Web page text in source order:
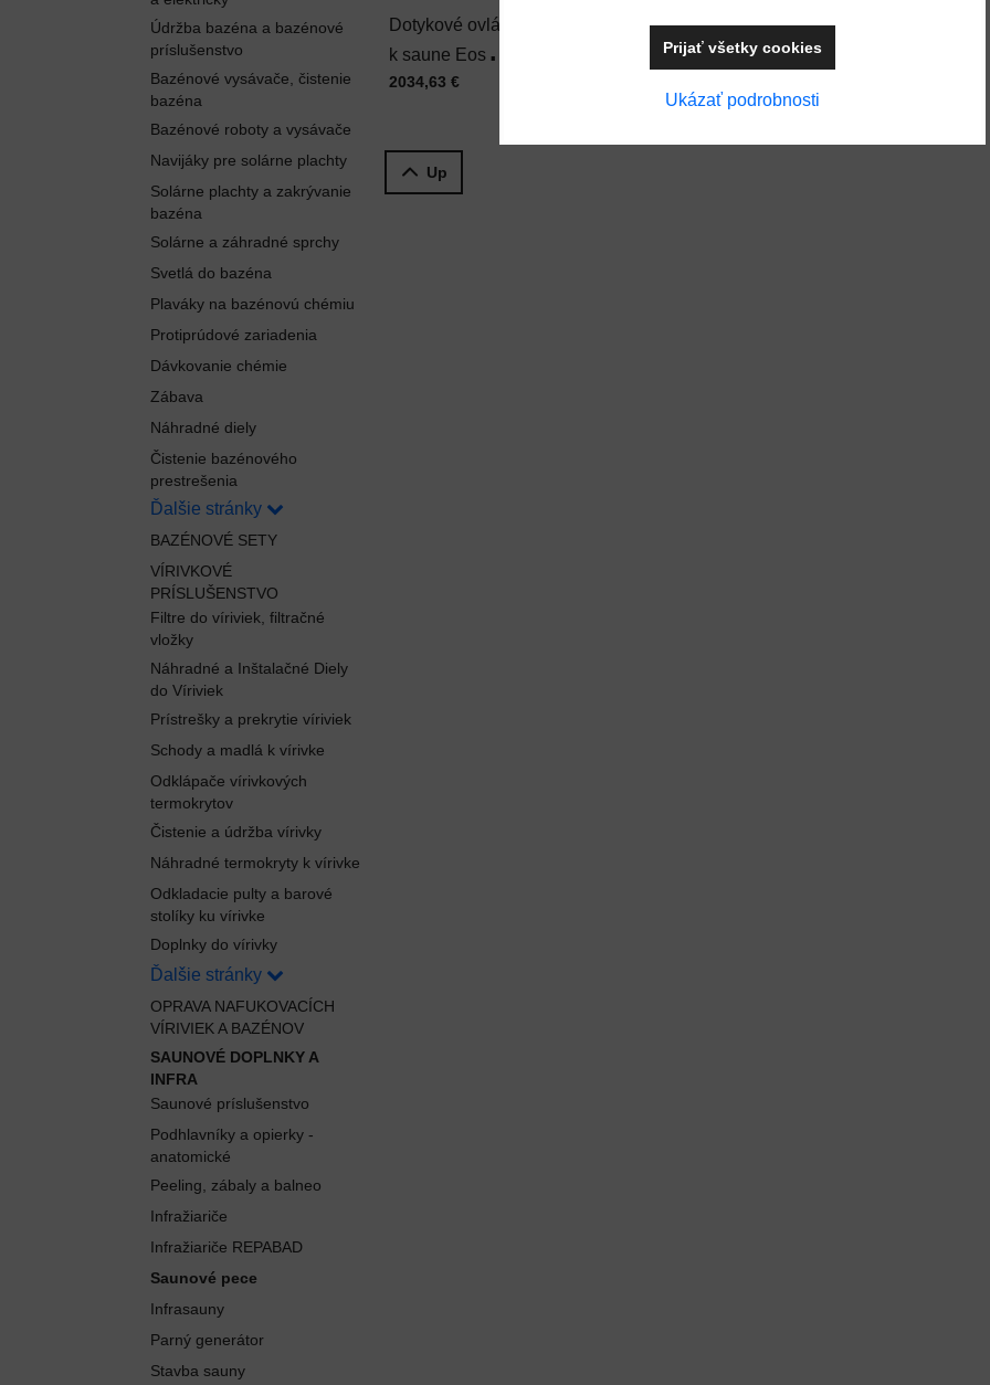
Dotykové ovládanie
k saune Eos
EMOTOUCH 3
Cena s DPH
2034,63 € Do košíka
Up
Údržba bazéna a bazénové
príslušenstvo
Bazénové vysávače, čistenie
bazéna
Bazénové roboty a vysávače
Navijáky pre solárne plachty
Solárne plachty a zakrývanie
bazéna
Solárne a záhradné sprchy
Svetlá do bazéna
Plaváky na bazénovú chémiu
Protiprúdové zariadenia
Dávkovanie chémie
Zábava
Náhradné diely
Čistenie bazénového
prestrešenia
Ďalšie stránky
BAZÉNOVÉ SETY
VÍRIVKOVÉ
PRÍSLUŠENSTVO
Filtre do víriviek, filtračné
vložky
Náhradné a Inštalačné Diely
do Víriviek
Prístrešky a prekrytie víriviek
Schody a madlá k vírivke
Odklápače vírivkových
termokrytov
Čistenie a údržba vírivky
Náhradné termokryty k vírivke
Odkladacie pulty a barové
stolíky ku vírivke
Doplnky do vírivky
Ďalšie stránky
OPRAVA NAFUKOVACÍCH
VÍRIVIEK A BAZÉNOV
SAUNOVÉ DOPLNKY A
INFRA
Saunové príslušenstvo
Podhlavníky a opierky -
anatomické
Peeling, zábaly a balneo
Infražiariče
Infražiariče REPABAD
Saunové pece
Infrasauny
Parný generátor
Stavba sauny
Ukázať podrobnosti
Prijať všetky cookies